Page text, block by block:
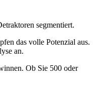
segmentiert.
das volle Potenzial aus.
an.
Ob Sie 500 oder